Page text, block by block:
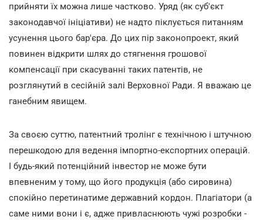
прийняти їх можна лише частково. Уряд (як суб'єкт
законодавчої ініціативи) не надто піклується питанням
усунення цього бар'єра. До цих пір законопроект, який
повинен відкрити шлях до стягнення грошової
компенсації при скасуванні таких патентів, не
розглянутий в сесійній залі Верховної Ради. Я вважаю це
ганебним явищем.
За своєю суттю, патентний тролінг є технічною і штучною
перешкодою для ведення імпортно-експортних операцій.
І будь-який потенційний інвестор не може бути
впевненим у тому, що його продукція (або сировина)
спокійно перетинатиме державний кордон. Плагіатори (а
саме ними вони і є, адже привласнюють чужі розробки -